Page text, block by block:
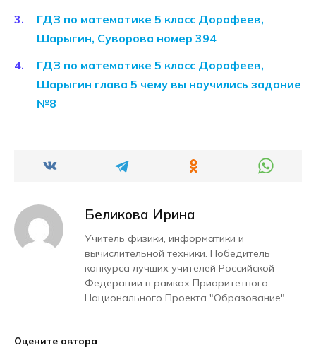
ГДЗ по математике 5 класс Дорофеев,
Шарыгин, Суворова номер 394
ГДЗ по математике 5 класс Дорофеев,
Шарыгин глава 5 чему вы научились задание
№8
Беликова Ирина
Учитель физики, информатики и
вычислительной техники. Победитель
конкурса лучших учителей Российской
Федерации в рамках Приоритетного
Национального Проекта "Образование".
Оцените автора